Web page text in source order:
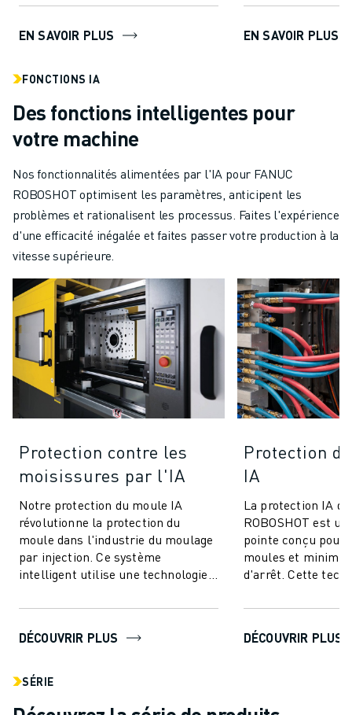
EN SAVOIR PLUS EN SAVOIR PLUS
FONCTIONS IA
Des fonctions intelligentes pour
votre machine
Nos fonctionnalités alimentées par l'IA pour FANUC
ROBOSHOT optimisent les paramètres, anticipent les
problèmes et rationalisent les processus. Faites l'expérience
d'une efficacité inégalée et faites passer votre production à la
vitesse supérieure.
Protection contre les
moisissures par l'IA
Notre protection du moule IA
révolutionne la protection du
moule dans l'industrie du moulage
par injection. Ce système
intelligent utilise une technologie
offrir ...
DÉCOUVRIR PLUS
Protection
IA
La protection IA
ROBOSHOT est
pointe conçu pour
moules et
d'arrêt. Cette
couple pour une...
DÉCOUVRIR PLUS
SÉRIE